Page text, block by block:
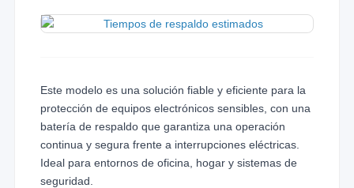
Este modelo es una solución fiable y eficiente para la
protección de equipos electrónicos sensibles, con una
batería de respaldo que garantiza una operación
continua y segura frente a interrupciones eléctricas.
Ideal para entornos de oficina, hogar y sistemas de
seguridad.